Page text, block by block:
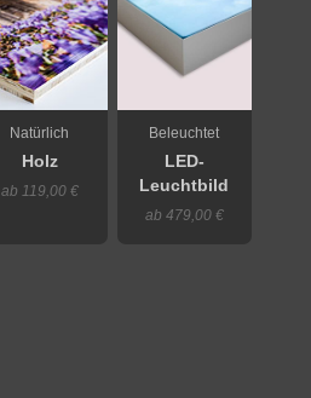
Natürlich
Holz
ab 119,00 €
Beleuchtet
LED-
Leuchtbild
ab 479,00 €